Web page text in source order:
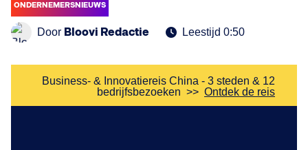
ONDERNEMERSNIEUWS
Door Bloovi Redactie Leestijd 0:50
Business- & Innovatiereis China - 3 steden & 12
bedrijfsbezoeken >> Ontdek de reis